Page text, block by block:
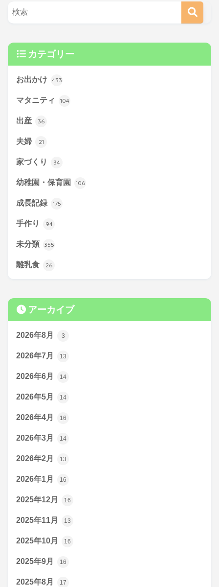
カテゴリー
お出かけ 433
マタニティ 104
出産 36
夫婦 21
家づくり 34
幼稚園・保育園 106
成長記録 175
手作り 94
未分類 355
離乳食 26
アーカイブ
2026年8月 3
2026年7月 13
2026年6月 14
2026年5月 14
2026年4月 16
2026年3月 14
2026年2月 13
2026年1月 16
2025年12月 16
2025年11月 13
2025年10月 16
2025年9月 16
2025年8月 17